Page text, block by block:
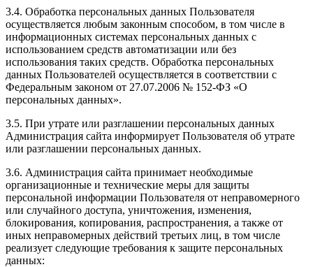
3.4. Обработка персональных данных Пользователя
осуществляется любым законным способом, в том числе в
информационных системах персональных данных с
использованием средств автоматизации или без
использования таких средств. Обработка персональных
данных Пользователей осуществляется в соответствии с
Федеральным законом от 27.07.2006 № 152-ФЗ «О
персональных данных».
3.5. При утрате или разглашении персональных данных
Администрация сайта информирует Пользователя об утрате
или разглашении персональных данных.
3.6. Администрация сайта принимает необходимые
организационные и технические меры для защиты
персональной информации Пользователя от неправомерного
или случайного доступа, уничтожения, изменения,
блокирования, копирования, распространения, а также от
иных неправомерных действий третьих лиц, в том числе
реализует следующие требования к защите персональных
данных: